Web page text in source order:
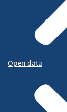
Open data